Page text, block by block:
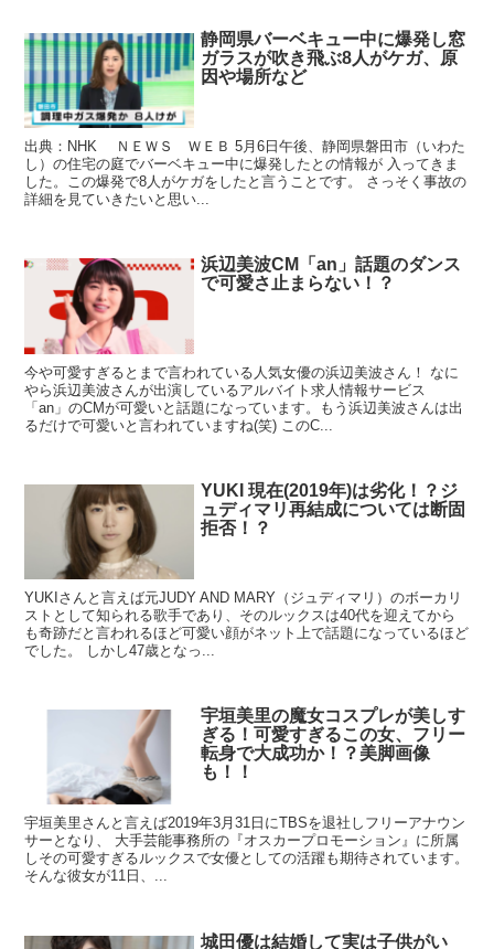
静岡県バーベキュー中に爆発し窓
ガラスが吹き飛ぶ8人がケガ、原
因や場所など
出典：NHK ＮＥＷＳ ＷＥＢ 5月6日午後、静岡県磐田市（いわた
し）の住宅の庭でバーベキュー中に爆発したとの情報が 入ってきま
した。この爆発で8人がケガをしたと言うことです。 さっそく事故の
詳細を見ていきたいと思い...
浜辺美波CM「an」話題のダンス
で可愛さ止まらない！？
今や可愛すぎるとまで言われている人気女優の浜辺美波さん！ なに
やら浜辺美波さんが出演しているアルバイト求人情報サービス
「an」のCMが可愛いと話題になっています。もう浜辺美波さんは出
るだけで可愛いと言われていますね(笑) このC...
YUKI 現在(2019年)は劣化！？ジ
ュディマリ再結成については断固
拒否！？
YUKIさんと言えば元JUDY AND MARY（ジュディマリ）のボーカリ
ストとして知られる歌手であり、そのルックスは40代を迎えてから
も奇跡だと言われるほど可愛い顔がネット上で話題になっているほど
でした。 しかし47歳となっ...
宇垣美里の魔女コスプレが美しす
ぎる！可愛すぎるこの女、フリー
転身で大成功か！？美脚画像
も！！
宇垣美里さんと言えば2019年3月31日にTBSを退社しフリーアナウン
サーとなり、 大手芸能事務所の『オスカープロモーション』に所属
しその可愛すぎるルックスで女優としての活躍も期待されています。
そんな彼女が11日、...
城田優は結婚して実は子供がい